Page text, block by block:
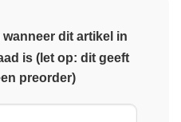
dit artikel in
is (let op: dit geeft
preorder)